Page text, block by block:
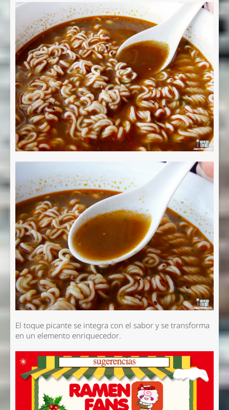
El toque picante se integra con el sabor y se transforma
en un elemento enriquecedor.
Enviar